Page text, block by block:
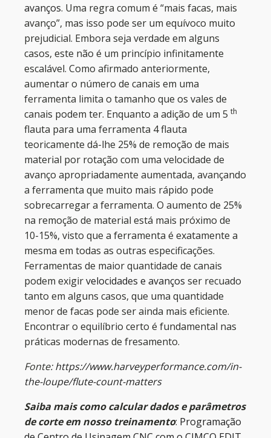
avanços. Uma regra comum é “mais facas, mais
avanço”, mas isso pode ser um equívoco muito
prejudicial. Embora seja verdade em alguns
casos, este não é um princípio infinitamente
escalável. Como afirmado anteriormente,
aumentar o número de canais em uma
ferramenta limita o tamanho que os vales de
canais podem ter. Enquanto a adição de um 5 th
flauta para uma ferramenta 4 flauta
teoricamente dá-lhe 25% de remoção de mais
material por rotação com uma velocidade de
avanço apropriadamente aumentada, avançando
a ferramenta que muito mais rápido pode
sobrecarregar a ferramenta. O aumento de 25%
na remoção de material está mais próximo de
10-15%, visto que a ferramenta é exatamente a
mesma em todas as outras especificações.
Ferramentas de maior quantidade de canais
podem exigirvelocidades e avanços ser recuado
tanto em alguns casos, que uma quantidade
menor de facas pode ser ainda mais eficiente.
Encontrar o equilíbrio certo é fundamental nas
práticas modernas de fresamento.
Fonte:https://www.harveyperformance.com/in-
the-loupe/flute-count-matters
Saiba mais como calcular dados e parâmetros
de corte em nosso treinamento: Programação